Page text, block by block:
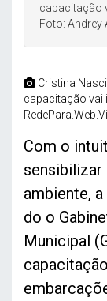
capacitação
Foto: Andrey
Cristina
capacitação vai
Com o
sensibilizar
ambiente,
do o
Municipal